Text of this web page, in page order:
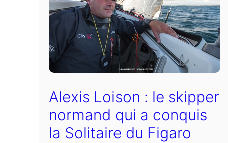
Alexis Loison : le skipper
normand qui a conquis
la Solitaire du Figaro